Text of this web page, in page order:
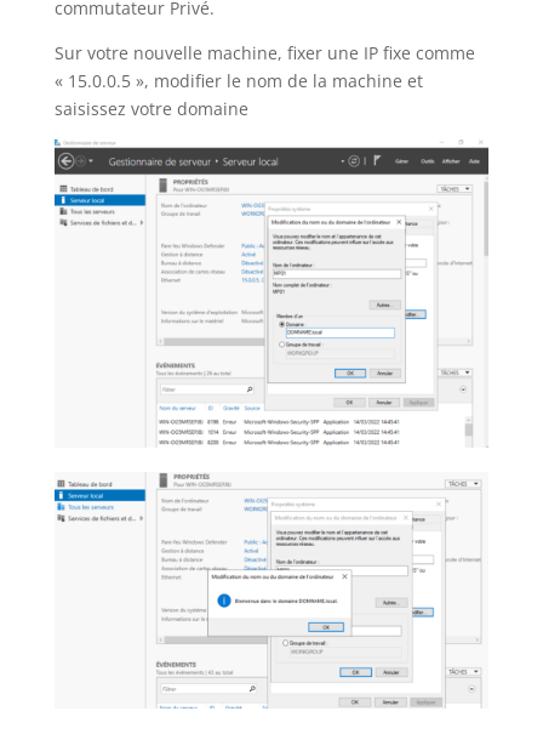
commutateur Privé.
Sur votre nouvelle machine, fixer une IP fixe comme
« 15.0.0.5 », modifier le nom de la machine et
saisissez votre domaine